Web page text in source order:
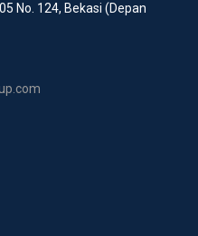
No. 124, Bekasi (Depan